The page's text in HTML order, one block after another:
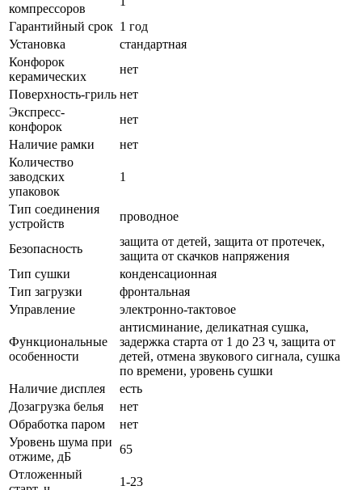
компрессоров
Гарантийный срок 1 год
Установка
стандартная
Конфорок
керамических
нет
Поверхность-гриль нет
Экспресс-
конфорок
нет
Наличие рамки
нет
Количество
заводских
упаковок
1
Тип соединения
устройств
проводное
Безопасность
защита от детей, защита от протечек,
защита от скачков напряжения
Тип сушки
конденсационная
Тип загрузки
фронтальная
Управление
электронно-тактовое
Функциональные
особенности
антисминание, деликатная сушка,
задержка старта от 1 до 23 ч, защита от
детей, отмена звукового сигнала, сушка
по времени, уровень сушки
Наличие дисплея
есть
Дозагрузка белья
нет
Обработка паром
нет
Уровень шума при
отжиме, дБ
65
Отложенный
1-23